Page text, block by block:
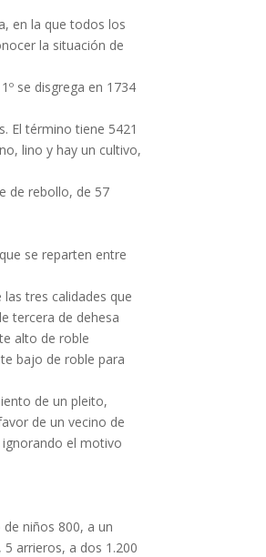
en la que todos los
la situación de
se disgrega en 1734
El término tiene 5421
lino y hay un cultivo,
de rebollo, de 57
se reparten entre
tres calidades que
tercera de dehesa
alto de roble
bajo de roble para
de un pleito,
de un vecino de
el motivo
niños 800, a un
arrieros, a dos 1.200